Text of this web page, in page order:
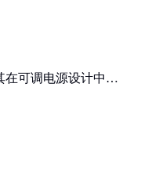
在可调电源设计中的